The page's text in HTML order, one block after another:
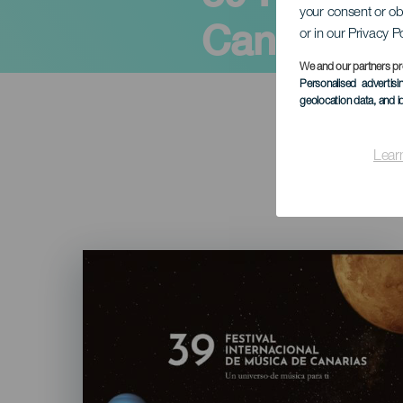
your consent or
or in our Privacy
We and our partners
Personalised
geolocation data, and
Canarias